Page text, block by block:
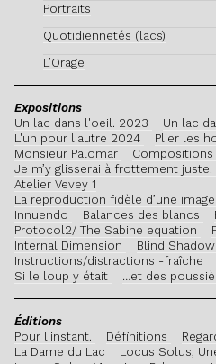
Portraits
Quotidiennetés (lacs)
L’Orage
Expositions
Un lac dans l'oeil. 2023
Un lac
L'un pour l'autre 2024
Plier les
Monsieur Palomar
Compositions
Je m’y glisserai à frottement juste.
Atelier Vevey 1
La reproduction fidèle d’une image
Innuendo
Balances des blancs
Protocol2/ The Sabine equation
Internal Dimension
Blind Shadow
Instructions/distractions -fraîche
Si le loup y était
…et des
Éditions
Pour l'instant.
Définitions
La Dame du Lac
Locus Solus,